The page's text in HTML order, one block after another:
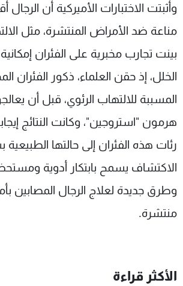
وأثبتت الاختبارات الأميركية أن
مناعة ضد الأمراض المنتشرة، مثل
بينت تجارب مخبرية على الفئران
الخلل، إذ حقن العلماء، ذكور الفئران
المسببة للالتهاب الرئوي، قبل أن
هرمون "استروجين"، وكانت النتائج
رئات هذه الفئران إلى حالتها
الاكتشاف يسمح بابتكار أدوية
وطرق جديدة لعلاج الرجال المصابين
منتشرة.
الأكثر قراءة